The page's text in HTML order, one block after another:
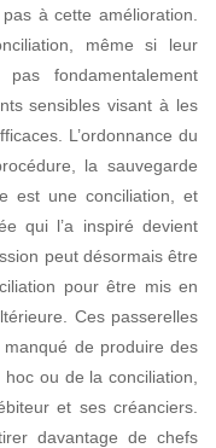
à cette amélioration.
même si leur
fondamentalement
sensiblesvisant à les
L’ordonnance du
la sauvegarde
est une conciliation, et
qui l’a inspiré devient
peut désormais être
pour être mis en
Ces passerelles
manqué de produire des
ou de la conciliation,
et ses créanciers.
davantage de chefs